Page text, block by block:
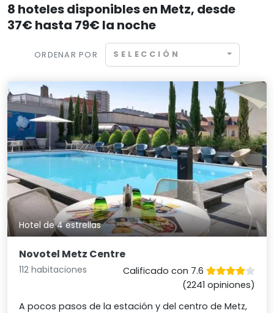
8 hoteles disponibles en Metz, desde
37€ hasta 79€ la noche
ORDENAR POR SELECCIÓN
Hotel de 4 estrellas
Novotel Metz Centre
112 habitaciones
Calificado con 7.6
(2241 opiniones)
A pocos pasos de la estación y del centro de Metz,